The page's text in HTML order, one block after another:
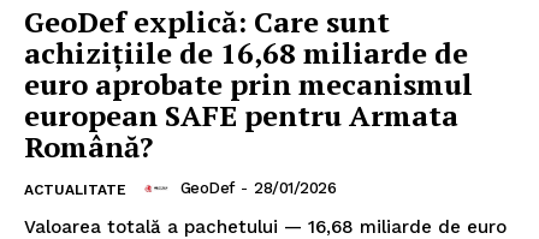
GeoDef explică: Care sunt
achizițiile de 16,68 miliarde de
euro aprobate prin mecanismul
european SAFE pentru Armata
Română?
ACTUALITATE GeoDef - 28/01/2026
Valoarea totală a pachetului — 16,68 miliarde de euro